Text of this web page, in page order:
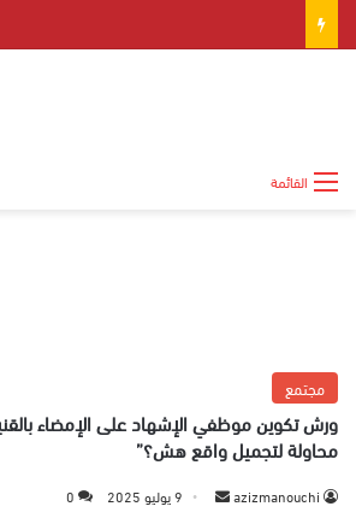
القائمة
مجتمع
ورش تكوين موظفي الإشهاد على الإمضاء
محاولة لتجميل واقع هش؟”
azizmanouchi 9 يوليو 2025 0